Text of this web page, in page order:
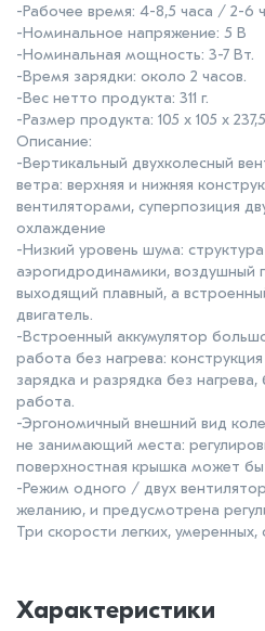
-Рабочее время: 4-8,5 часа / 2-6
-Номинальное напряжение: 5 В
-Номинальная мощность: 3-7 Вт.
-Время зарядки: около 2 часов.
-Вес нетто продукта: 311 г.
-Размер продукта: 105 х 105 х
Описание:
-Вертикальный двухколесный
ветра: верхняя и нижняя
вентиляторами, суперпозиция
охлаждение
-Низкий уровень шума:
аэрогидродинамики, воздушный
выходящий плавный, а
двигатель.
-Встроенный аккумулятор
работа без нагрева:
зарядка и разрядка без
работа.
-Эргономичный внешний вид
не занимающий места:
поверхностная крышка может
-Режим одного / двух
желанию, и предусмотрена
Три скорости легких, умеренных,
Характеристики